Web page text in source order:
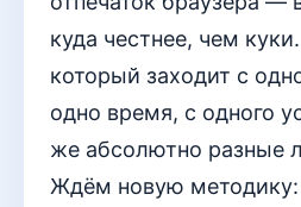
куда честнее, чем
который заходит с
одно время, с одного
же абсолютно разные
Ждём новую методику: